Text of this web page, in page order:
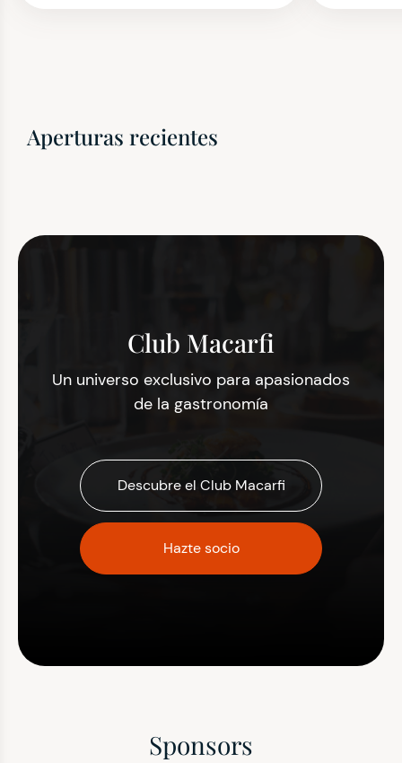
Aperturas recientes
Club Macarfi
Un universo exclusivo para apasionados
de la gastronomía
Descubre el Club Macarfi
Hazte socio
Sponsors